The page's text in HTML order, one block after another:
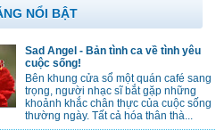
NỔI BẬT
Sad Angel - Bản tình ca về tình yêu
cuộc sống!
Bên khung cửa sổ một quán café sang
trọng, người nhạc sĩ bắt gặp những
khoảnh khắc chân thực của cuộc sống
thường ngày. Tất cả hóa thân thà...